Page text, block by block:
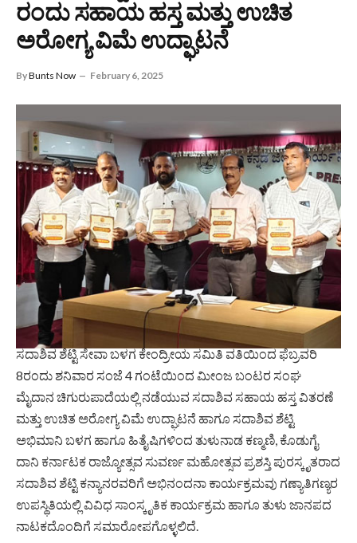
ರಂದು ಸಹಾಯ ಹಸ್ತ ಮತ್ತು ಉಚಿತ
ಅರೋಗ್ಯ ವಿಮೆ ಉದ್ಘಾಟನೆ
ByBunts Now February 6, 2025
ಸದಾಶಿವ ಶೆಟ್ಟಿ ಸೇವಾ ಬಳಗ ಕೇಂದ್ರೀಯ ಸಮಿತಿ ವತಿಯಿಂದ ಫೆಬ್ರವರಿ
8ರಂದು ಶನಿವಾರ ಸಂಜೆ 4 ಗಂಟೆಯಿಂದ ಮೀಂಜ ಬಂಟರ ಸಂಘ
ಮೈದಾನ ಚಿಗುರುಪಾದೆಯಲ್ಲಿ ನಡೆಯುವ ಸದಾಶಿವ ಸಹಾಯ ಹಸ್ತ ವಿತರಣೆ
ಮತ್ತು ಉಚಿತ ಅರೋಗ್ಯ ವಿಮೆ ಉದ್ಘಾಟನೆ ಹಾಗೂ ಸದಾಶಿವ ಶೆಟ್ಟಿ
ಅಭಿಮಾನಿ ಬಳಗ ಹಾಗೂ ಹಿತೈಷಿಗಳಿಂದ ತುಳುನಾಡ ಕಣ್ಮಣಿ, ಕೊಡುಗೈ
ದಾನಿ ಕರ್ನಾಟಕ ರಾಜ್ಯೋತ್ಸವ ಸುವರ್ಣ ಮಹೋತ್ಸವ ಪ್ರಶಸ್ತಿ ಪುರಸ್ಕೃತರಾದ
ಸದಾಶಿವ ಶೆಟ್ಟಿ ಕನ್ಯಾನರವರಿಗೆ ಅಭಿನಂದನಾ ಕಾರ್ಯಕ್ರಮವು ಗಣ್ಯಾತಿಗಣ್ಯರ
ಉಪಸ್ಥಿತಿಯಲ್ಲಿ ವಿವಿಧ ಸಾಂಸ್ಕೃತಿಕ ಕಾರ್ಯಕ್ರಮ ಹಾಗೂ ತುಳು ಜಾನಪದ
ನಾಟಕದೊಂದಿಗೆ ಸಮಾರೋಪಗೊಳ್ಳಲಿದೆ.